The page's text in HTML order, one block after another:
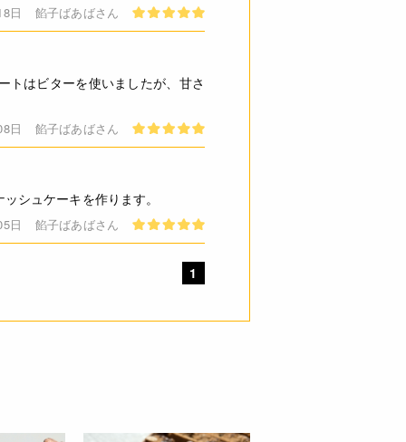
日 餡子ばあばさん
トはビターを使いましたが、甘さ
日 餡子ばあばさん
シュケーキを作ります。
日 餡子ばあばさん
1